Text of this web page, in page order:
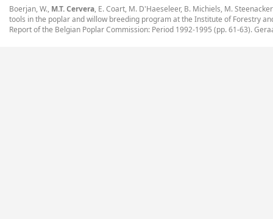
Boerjan, W., M.T. Cervera, E. Coart, M. D'Haeseleer, B. Michiels, M.
tools in the poplar and willow breeding program at the Institute of Forestry
Report of the Belgian Poplar Commission: Period 1992-1995 (pp. 61-63).